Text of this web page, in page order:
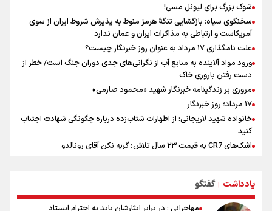
شوک بزرگ برای لیونل مسی!
سخنگوی سپاه: بازگشایی تنگۀ هرمز منوط به پذیرش شروط ایران از سوی
آمریکاست و ارتباطی به مذاکرات ایران و عمان ندارد
علت نامگذاری ۱۷ مرداد به عنوان روز خبرنگار چیست؟
ورود مواد آلاینده به منابع آب از نگرانی‌های جدی دوران جنگ است/ خطر از
دست رفتن باروری خاک
مروری بر زندگینامه خبرنگار شهید «محمود صارمی»
۱۷ مرداد؛ روز خبرنگار
خانواده شهید لاریجانی: از اظهارات شتاب‌زده درباره چگونگی شهادت اجتناب
کنید
اشک‌های CR7 به قیمت ۲۳ سال تلاش؛ گریه نکن آقای رونالدو
تلاش مدام برای زنده نگه داشتن هنر ایرانی
نصرتی: پاسخ بیرانوند سنخیتی با صحبت‌های علی دایی نداشت/
یادداشت | گفتگو